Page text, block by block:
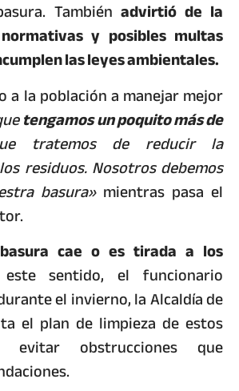
Tambiénadvirtió de la
y posibles multas
las leyes ambientales.
a la población a manejar mejor
tengamos un poquito más de
tratemos de reducir la
residuos. Nosotros debemos
basura»mientras pasa el
cae o es tirada a los
sentido, el funcionario
el invierno, la Alcaldía de
el plan de limpieza de estos
evitar obstrucciones que